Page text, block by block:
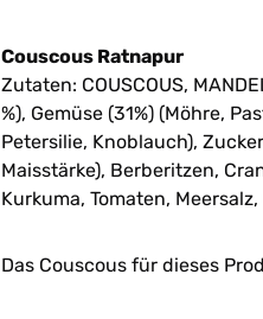
Couscous Ratnapur
Zutaten: COUSCOUS,
%), Gemüse (31%) (Möhre,
Petersilie, Knoblauch),
Maisstärke), Berberitzen,
Kurkuma, Tomaten, Meersalz,
Das Couscous für dieses